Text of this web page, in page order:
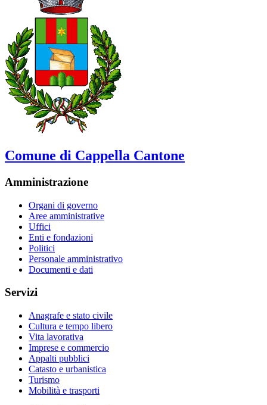
Comune di Cappella Cantone
Amministrazione
Organi di governo
Aree amministrative
Uffici
Enti e fondazioni
Politici
Personale amministrativo
Documenti e dati
Servizi
Anagrafe e stato civile
Cultura e tempo libero
Vita lavorativa
Imprese e commercio
Appalti pubblici
Catasto e urbanistica
Turismo
Mobilità e trasporti